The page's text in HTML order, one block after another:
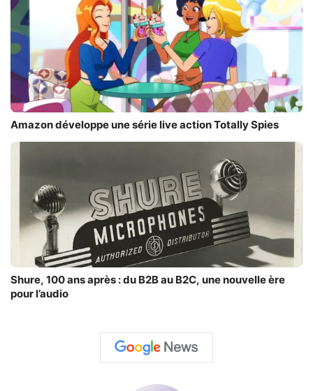
Amazon développe une série live action Totally Spies
Shure, 100 ans après : du B2B au B2C, une nouvelle ère
pour l’audio